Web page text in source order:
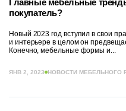
покупатель?
Новый 2023 год вступил в свои
и интерьере в целом он
Конечно, мебельные формы и...
ЯНВ 2, 2023 НОВОСТИ МЕБЕЛЬНОГО